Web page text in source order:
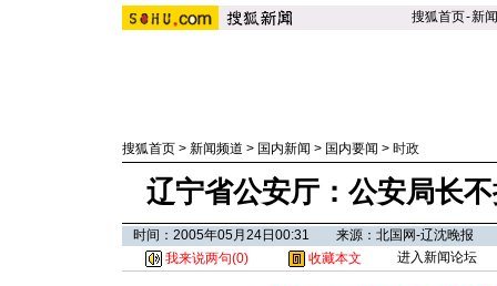
搜狐首页-新闻
搜狐首页 > 新闻频道 > 国内新闻 > 国内要闻 > 时政
辽宁省公安厅：公安局长
时间：2005年05月24日00:31 来源：北国网-辽沈晚报
我来说两句(0) 收藏本文 进入新闻论坛